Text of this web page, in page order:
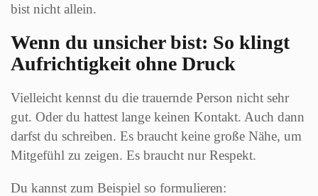
bist nicht allein.
Wenn du unsicher bist: So klingt
Aufrichtigkeit ohne Druck
Vielleicht kennst du die trauernde Person nicht sehr
gut. Oder du hattest lange keinen Kontakt. Auch dann
darfst du schreiben. Es braucht keine große Nähe, um
Mitgefühl zu zeigen. Es braucht nur Respekt.
Du kannst zum Beispiel so formulieren: